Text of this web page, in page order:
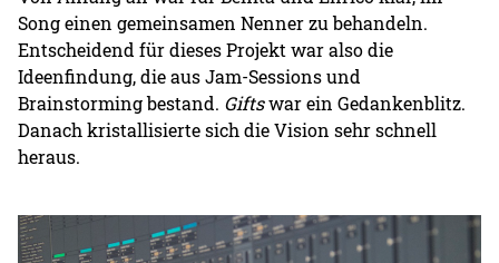
Song einen gemeinsamen Nenner zu behandeln.
Entscheidend für dieses Projekt war also die
Ideenfindung, die aus Jam-Sessions und
Brainstorming bestand. Giftswar ein Gedankenblitz.
Danach kristallisierte sich die Vision sehr schnell
heraus.